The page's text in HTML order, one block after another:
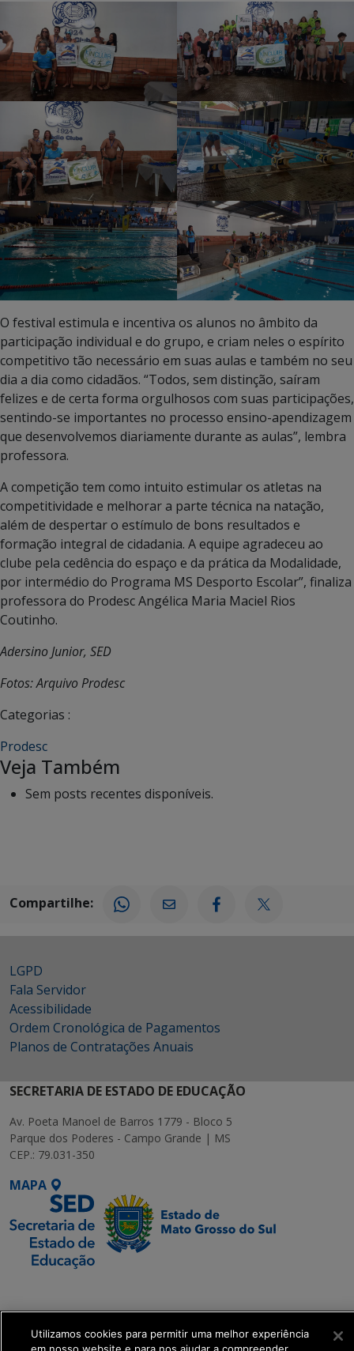
O festival estimula e incentiva os alunos no âmbito da
participação individual e do grupo, e criam neles o espírito
competitivo tão necessário em suas aulas e também no seu
dia a dia como cidadãos. “Todos, sem distinção, saíram
felizes e de certa forma orgulhosos com suas participações,
sentindo-se importantes no processo ensino-apendizagem
que desenvolvemos diariamente durante as aulas”, lembra
professora.
A competição tem como intuito estimular os atletas na
competitividade e melhorar a parte técnica na natação,
além de despertar o estímulo de bons resultados e
formação integral de cidadania. A equipe agradeceu ao
clube pela cedência do espaço e da prática da Modalidade,
por intermédio do Programa MS Desporto Escolar”, finaliza
professora do Prodesc Angélica Maria Maciel Rios
Coutinho.
Adersino Junior, SED
Fotos: Arquivo Prodesc
Categorias :
Prodesc
Veja Também
Sem posts recentes disponíveis.
Compartilhe:
LGPD
Fala Servidor
Acessibilidade
Ordem Cronológica de Pagamentos
Planos de Contratações Anuais
SECRETARIA DE ESTADO DE EDUCAÇÃO
Av. Poeta Manoel de Barros 1779 - Bloco 5
Parque dos Poderes - Campo Grande | MS
CEP.: 79.031-350
MAPA
Executiva de
Transformação Digital
Utilizamos cookies para permitir uma melhor experiência